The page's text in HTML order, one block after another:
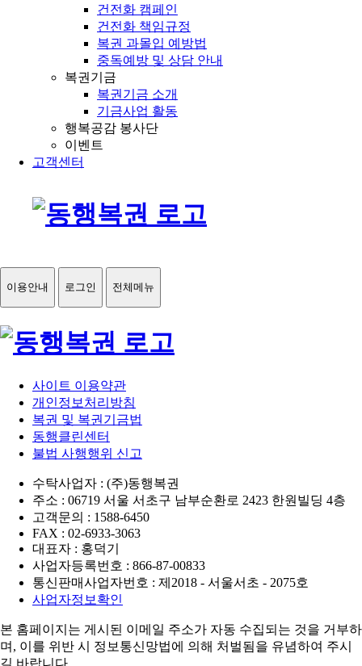
건전화 캠페인
건전화 책임규정
복권 과몰입 예방법
중독예방 및 상담 안내
복권기금
복권기금 소개
기금사업 활동
행복공감 봉사단
이벤트
고객센터
이용안내 로그인 전체메뉴
사이트 이용약관
개인정보처리방침
복권 및 복권기금법
동행클린센터
불법 사행행위 신고
수탁사업자 : (주)동행복권
주소 : 06719 서울 서초구 남부순환로 2423 한원빌딩 4층
고객문의 : 1588-6450
FAX : 02-6933-3063
대표자 : 홍덕기
사업자등록번호 : 866-87-00833
통신판매사업자번호 : 제2018 - 서울서초 - 2075호
사업자정보확인
본 홈페이지는 게시된 이메일 주소가 자동 수집되는 것을 거부하
며, 이를 위반 시 정보통신망법에 의해 처벌됨을 유념하여 주시